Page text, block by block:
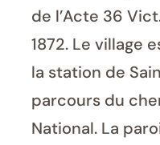
de l’Acte 36
1872. Le village
la station de
parcours du
National. La